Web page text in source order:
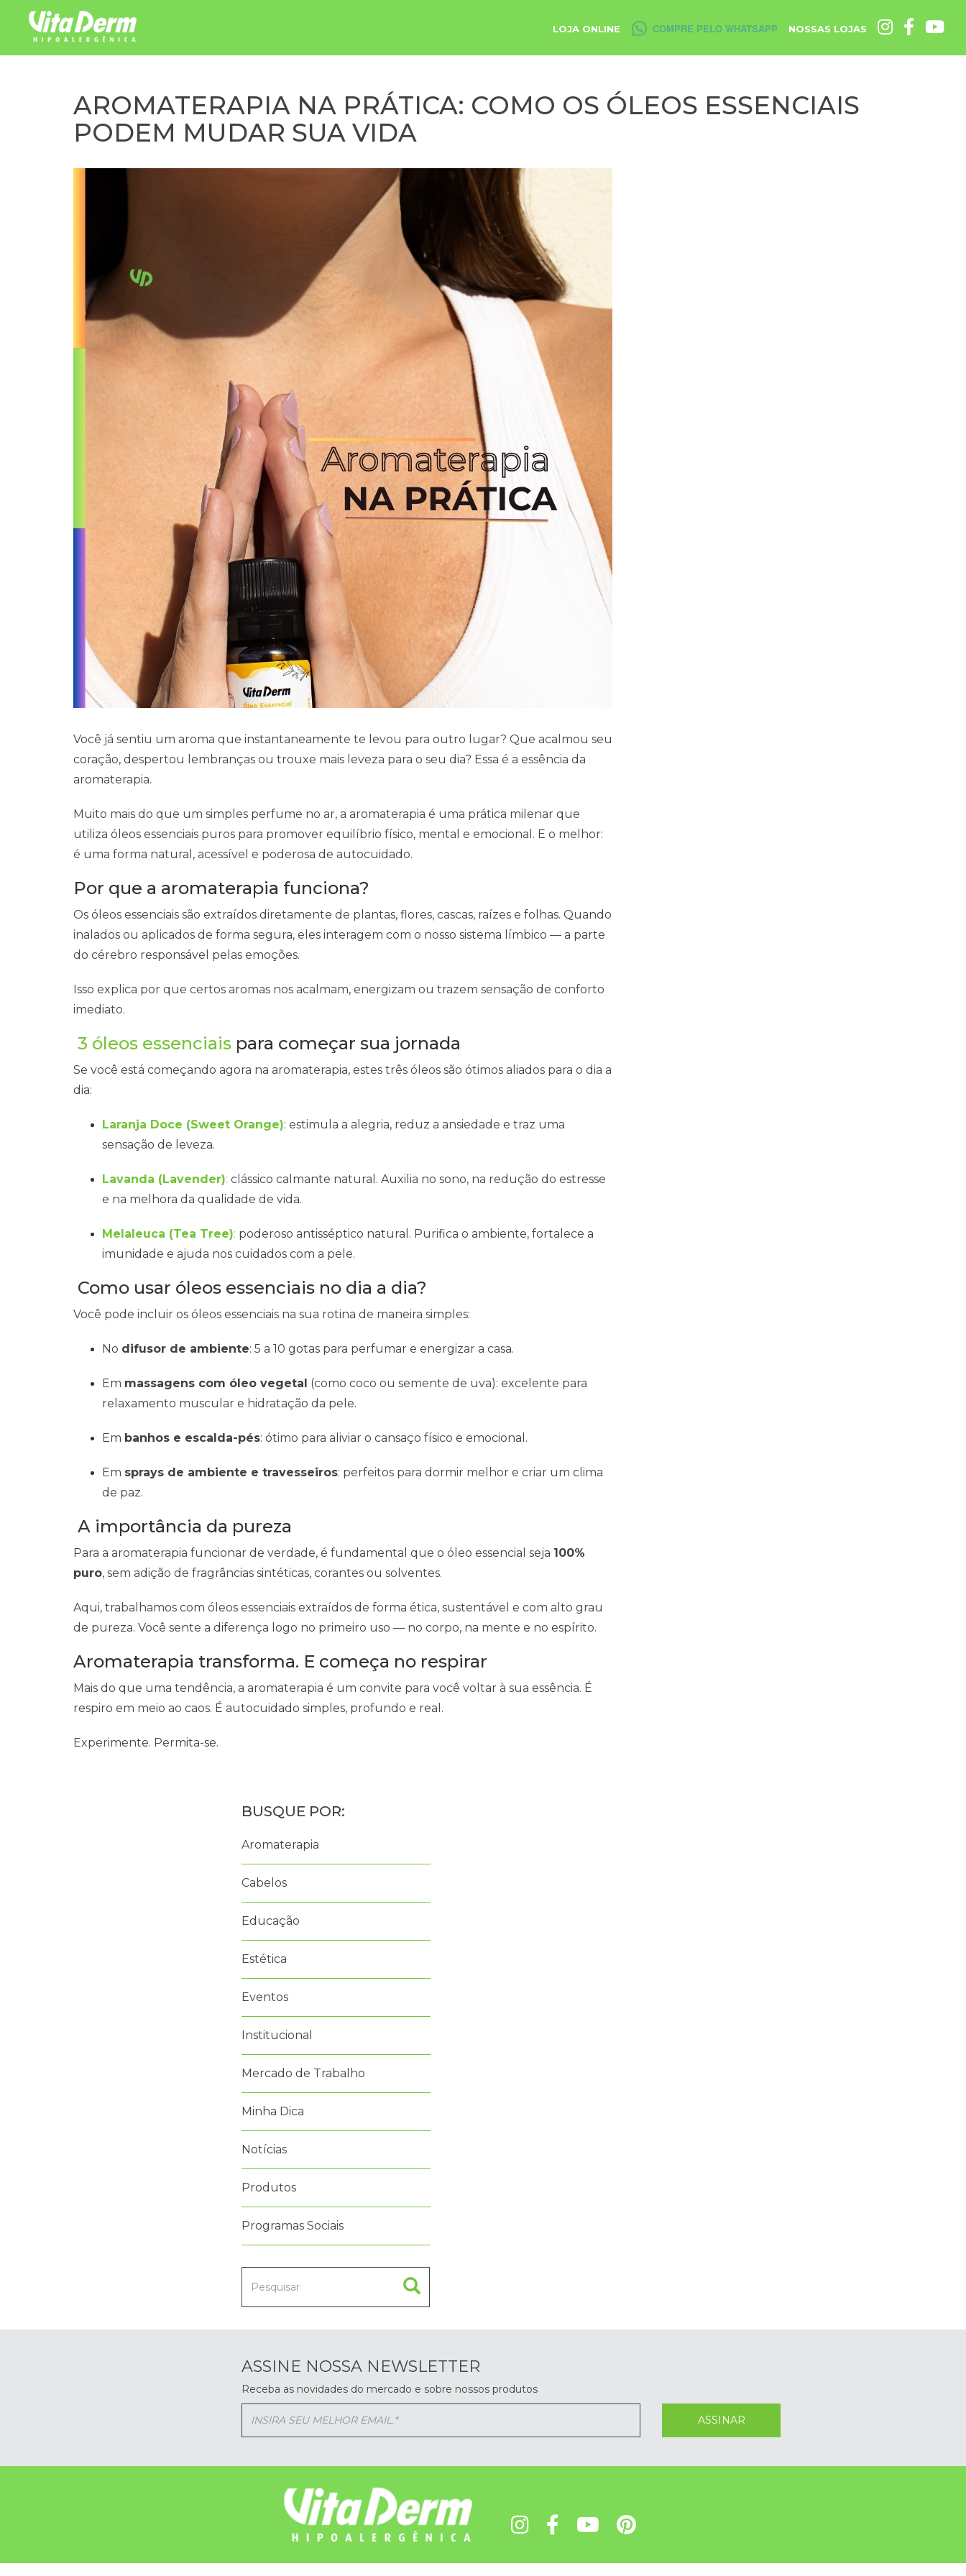
LOJA ONLINE COMPRE PELO WHATSAPP NOSSAS LOJAS
AROMATERAPIA NA PRÁTICA: COMO OS ÓLEOS ESSENCIAIS
PODEM MUDAR SUA VIDA
Você já sentiu um aroma que instantaneamente te levou para outro lugar? Que acalmou seu
coração, despertou lembranças ou trouxe mais leveza para o seu dia? Essa é a essência da
aromaterapia.
Muito mais do que um simples perfume no ar, a aromaterapia é uma prática milenar que
utiliza óleos essenciais puros para promover equilíbrio físico, mental e emocional. E o melhor:
é uma forma natural, acessível e poderosa de autocuidado.
Por que a aromaterapia funciona?
Os óleos essenciais são extraídos diretamente de plantas, flores, cascas, raízes e folhas. Quando
inalados ou aplicados de forma segura, eles interagem com o nosso sistema límbico — a parte
do cérebro responsável pelas emoções.
Isso explica por que certos aromas nos acalmam, energizam ou trazem sensação de conforto
imediato.
3 óleos essenciais para começar sua jornada
Se você está começando agora na aromaterapia, estes três óleos são ótimos aliados para o dia a
dia:
Laranja Doce (Sweet Orange): estimula a alegria, reduz a ansiedade e traz uma
sensação de leveza.
Lavanda (Lavender): clássico calmante natural. Auxilia no sono, na redução do estresse
e na melhora da qualidade de vida.
Melaleuca (Tea Tree): poderoso antisséptico natural. Purifica o ambiente, fortalece a
imunidade e ajuda nos cuidados com a pele.
Como usar óleos essenciais no dia a dia?
Você pode incluir os óleos essenciais na sua rotina de maneira simples:
No difusor de ambiente: 5 a 10 gotas para perfumar e energizar a casa.
Em massagens com óleo vegetal (como coco ou semente de uva): excelente para
relaxamento muscular e hidratação da pele.
Em banhos e escalda-pés: ótimo para aliviar o cansaço físico e emocional.
Em sprays de ambiente e travesseiros: perfeitos para dormir melhor e criar um clima
de paz.
A importância da pureza
Para a aromaterapia funcionar de verdade, é fundamental que o óleo essencial seja 100%
puro, sem adição de fragrâncias sintéticas, corantes ou solventes.
Aqui, trabalhamos com óleos essenciais extraídos de forma ética, sustentável e com alto grau
de pureza. Você sente a diferença logo no primeiro uso — no corpo, na mente e no espírito.
Aromaterapia transforma. E começa no respirar
Mais do que uma tendência, a aromaterapia é um convite para você voltar à sua essência. É
respiro em meio ao caos. É autocuidado simples, profundo e real.
Experimente. Permita-se.
Aromaterapia
Cabelos
Educação
Estética
Eventos
Institucional
Mercado de Trabalho
Minha Dica
Notícias
Produtos
Programas Sociais
ASSINE NOSSA NEWSLETTER
Receba as novidades do mercado e sobre nossos produtos